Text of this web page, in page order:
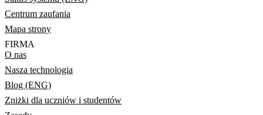
Centrum zaufania
Mapa strony
FIRMA
O nas
Nasza technologia
Blog (ENG)
Zniżki dla uczniów i studentów